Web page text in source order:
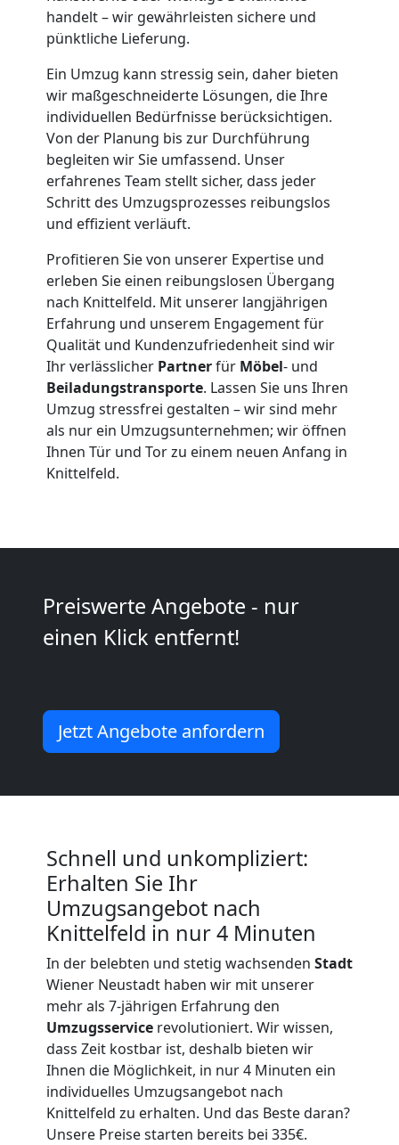
handelt – wir gewährleisten sichere und
pünktliche Lieferung.
Ein Umzug kann stressig sein, daher bieten
wir maßgeschneiderte Lösungen, die Ihre
individuellen Bedürfnisse berücksichtigen.
Von der Planung bis zur Durchführung
begleiten wir Sie umfassend. Unser
erfahrenes Team stellt sicher, dass jeder
Schritt des Umzugsprozesses reibungslos
und effizient verläuft.
Profitieren Sie von unserer Expertise und
erleben Sie einen reibungslosen Übergang
nach Knittelfeld. Mit unserer langjährigen
Erfahrung und unserem Engagement für
Qualität und Kundenzufriedenheit sind wir
Ihr verlässlicher Partnerfür Möbel- und
Beiladungstransporte. Lassen Sie uns Ihren
Umzug stressfrei gestalten – wir sind mehr
als nur ein Umzugsunternehmen; wir öffnen
Ihnen Tür und Tor zu einem neuen Anfang in
Knittelfeld.
Preiswerte Angebote - nur
einen Klick entfernt!
Jetzt Angebote anfordern
Schnell und unkompliziert:
Erhalten Sie Ihr
Umzugsangebot nach
Knittelfeld in nur 4 Minuten
In der belebten und stetig wachsenden Stadt
Wiener Neustadt haben wir mit unserer
mehr als 7-jährigen Erfahrung den
Umzugsservice revolutioniert. Wir wissen,
dass Zeit kostbar ist, deshalb bieten wir
Ihnen die Möglichkeit, in nur 4 Minuten ein
individuelles Umzugsangebot nach
Knittelfeld zu erhalten. Und das Beste daran?
Unsere Preise starten bereits bei 335€.
Tresortransport
Wiener
Neustadt
Umzug
für
Senioren
Wiener
Neustadt
Fernumzug
Wiener
Neustadt
Firmenumzug
Wiener
Neustadt
Büroumzug
Wiener
Neustadt
Expressumzug
Wiener
Neustadt